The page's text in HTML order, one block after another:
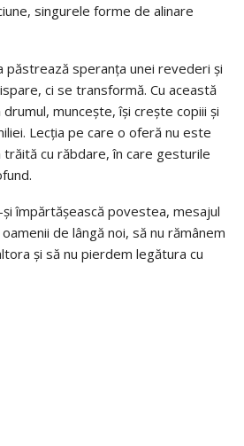
singurele forme de alinare
păstrează speranța unei revederi și
ci se transformă. Cu această
muncește, își crește copiii și
Lecția pe care o oferă nu este
cu răbdare, în care gesturile
împărtășească povestea, mesajul
de lângă noi, să nu rămânem
și să nu pierdem legătura cu